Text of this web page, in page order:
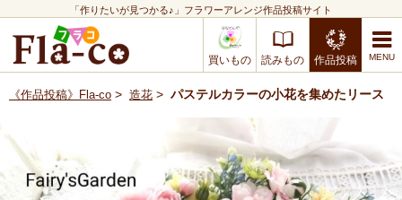
「作りたいが見つかる♪」フラワーアレンジ作品投稿サイト
買いもの 読みもの 作品投稿
《作品投稿》Fla-co > 造花 > パステルカラーの小花を集めたリース